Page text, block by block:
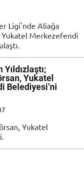
Ligi'nde Aliağa
Merkezefendi
Yukatel
Belediyesi’ni
Yukatel